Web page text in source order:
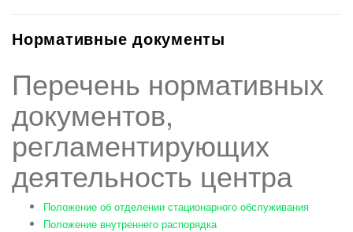
Нормативные документы
Перечень нормативных
документов,
регламентирующих
деятельность центра
Положение об отделении стационарного обслуживания
Положение внутреннего распорядка